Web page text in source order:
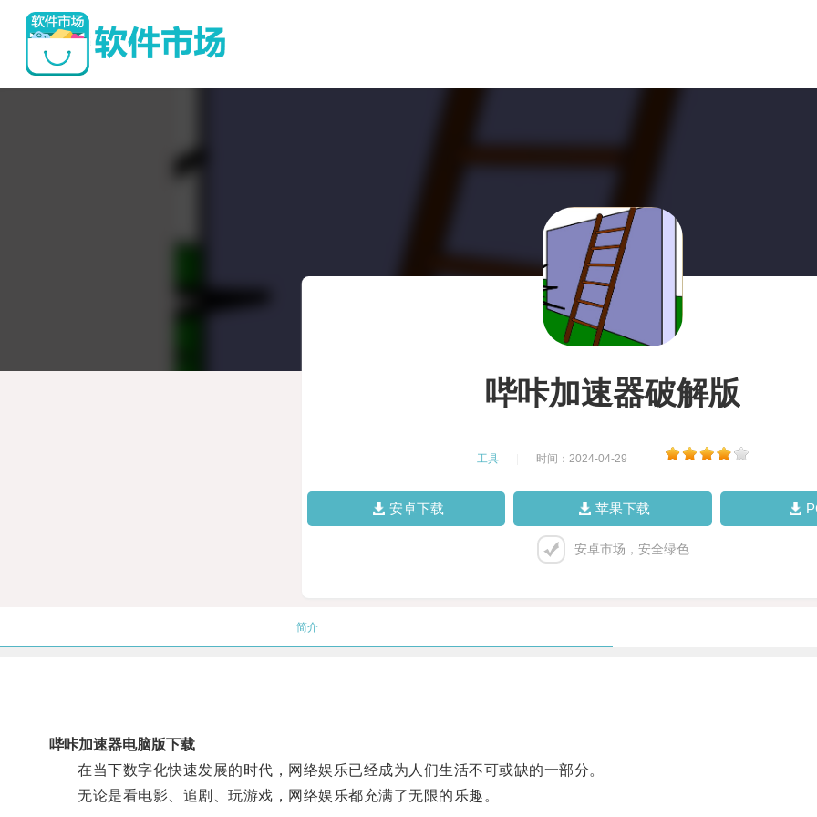
哔咔加速器破解版
工具 时间：2024-04-29
安卓下载 苹果下载
安卓市场，安全绿色
简介
哔咔加速器电脑版下载
在当下数字化快速发展的时代，网络娱乐已经成为人们生活不可或缺的一部分。
无论是看电影、追剧、玩游戏，网络娱乐都充满了无限的乐趣。